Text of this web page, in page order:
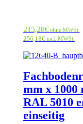
215,28€ ohne MWSt.
256,18€ incl. MWSt.
mm x 1000
RAL 5010
einseitig